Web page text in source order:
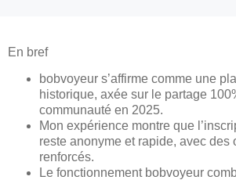
En bref
bobvoyeur s’affirme comme une
historique, axée sur le partage
communauté en 2025.
Mon expérience montre que
reste anonyme et rapide, avec des
renforcés.
Le fonctionnement bobvoyeur